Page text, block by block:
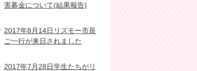
害募金について(結果報告)
2017年8月14日リズモー市長
ご一行が来日されました
2017年7月28日学生たちがリ